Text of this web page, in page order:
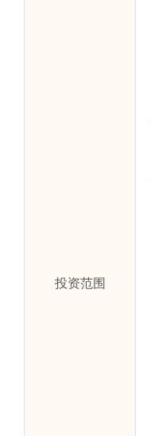
投资范围